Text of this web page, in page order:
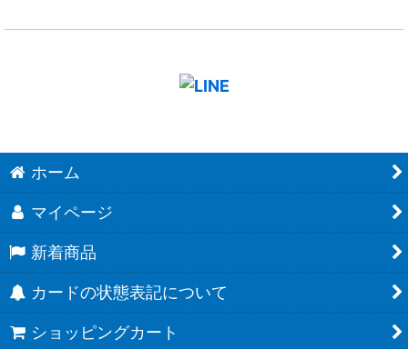
ホーム
マイページ
新着商品
カードの状態表記について
ショッピングカート